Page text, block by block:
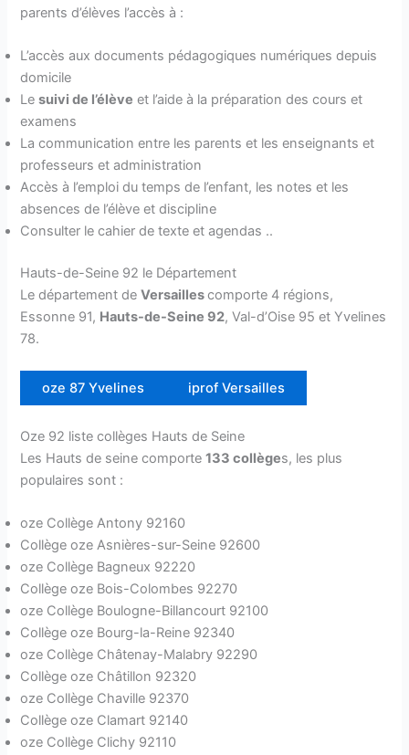
parents d’élèves l’accès à :
L’accès aux documents pédagogiques numériques depuis
domicile
Lesuivi de l’élève et l’aide à la préparation des cours et
examens
La communication entre les parents et les enseignants et
professeurs et administration
Accès à l’emploi du temps de l’enfant, les notes et les
absences de l’élève et discipline
Consulter le cahier de texte et agendas ..
Hauts-de-Seine 92 le Département
Le département deVersaillescomporte 4 régions,
Essonne 91, Hauts-de-Seine 92, Val-d’Oise 95 et Yvelines
78.
oze 87 Yvelines iprof Versailles
Oze 92 liste collèges Hauts de Seine
Les Hauts de seine comporte133 collèges, les plus
populaires sont :
oze Collège Antony 92160
Collège oze Asnières-sur-Seine 92600
oze Collège Bagneux 92220
Collège oze Bois-Colombes 92270
oze Collège Boulogne-Billancourt 92100
Collège oze Bourg-la-Reine 92340
oze Collège Châtenay-Malabry 92290
Collège oze Châtillon 92320
oze Collège Chaville 92370
Collège oze Clamart 92140
oze Collège Clichy 92110